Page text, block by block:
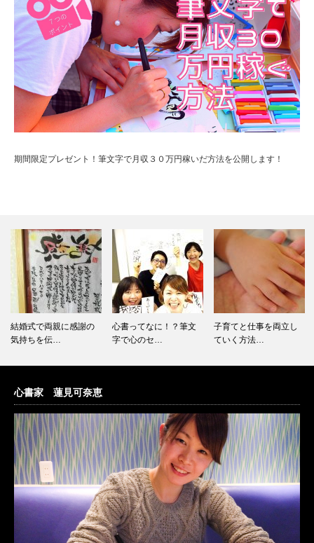
期間限定プレゼント！筆文字で月収３０万円稼いだ方法を公開します！
結婚式で両親に感謝の
気持ちを伝…
心書ってなに！？筆文
字で心のセ…
子育てと仕事を両立し
ていく方法…
心書家 蓮見可奈恵